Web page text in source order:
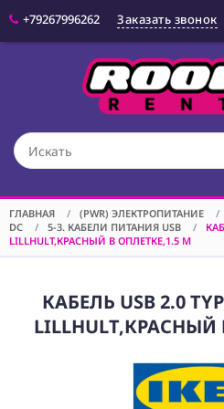
+79267996262 Заказать звонок
(OPT) ОПТИКА
ОБОРУДОВАНИЕ
(LGT) СВЕТОВОЕ
ОБОРУДОВАНИЕ
СПЕЦЭФФЕКТЫ
(STD) СТОЙКИ
ГЛАВНАЯ / (PWR) ЭЛЕКТРОПИТАНИЕ /
DC
/ 5-3. КАБЕЛИ ПИТАНИЯ USB /
LILLHULT,КРАСНЫЙ В ОПЛЕТКЕ,1.5 М
КАБЕЛЬ USB 2.0